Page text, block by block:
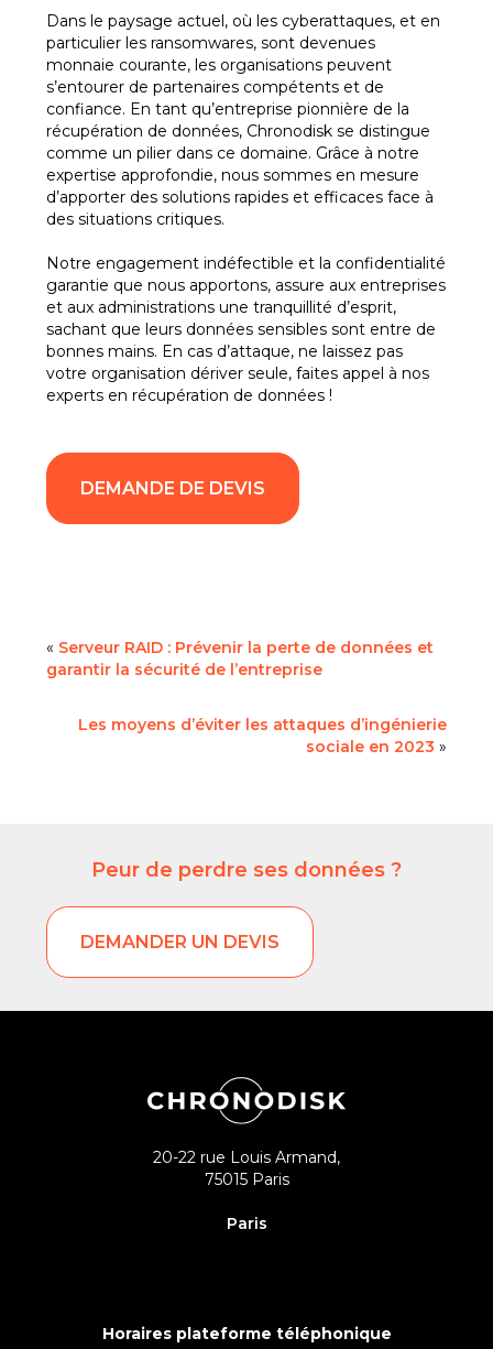
Dans le paysage actuel, où les cyberattaques, et en
particulier les ransomwares, sont devenues
monnaie courante, les organisations peuvent
s’entourer de partenaires compétents et de
confiance. En tant qu’entreprise pionnière de la
récupération de données, Chronodisk se distingue
comme un pilier dans ce domaine. Grâce à notre
expertise approfondie, nous sommes en mesure
d’apporter des solutions rapides et efficaces face à
des situations critiques.
Notre engagement indéfectible et la confidentialité
garantie que nous apportons, assure aux entreprises
et aux administrations une tranquillité d’esprit,
sachant que leurs données sensibles sont entre de
bonnes mains. En cas d’attaque, ne laissez pas
votre organisation dériver seule, faites appel à nos
experts en récupération de données !
DEMANDE DE DEVIS
« Serveur RAID : Prévenir la perte de données et
garantir la sécurité de l’entreprise
Les moyens d’éviter les attaques d’ingénierie
sociale en 2023 »
Peur de perdre ses données ?
DEMANDER UN DEVIS
20-22 rue Louis Armand,
75015 Paris
Paris
Horaires plateforme téléphonique